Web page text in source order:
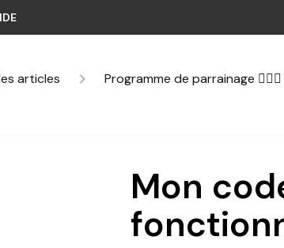
articles Programme de parrainage 👩‍❤️‍👨
Mon